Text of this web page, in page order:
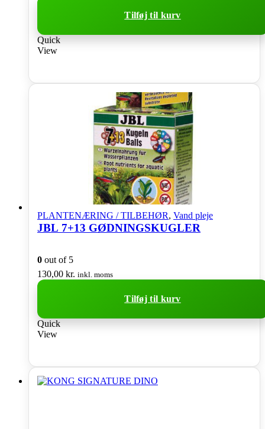
Tilføj til kurv
Quick
View
PLANTENÆRING / TILBEHØR, Vand pleje
JBL 7+13 GØDNINGSKUGLER
0 out of 5
130,00 kr. inkl. moms
Tilføj til kurv
Quick
View